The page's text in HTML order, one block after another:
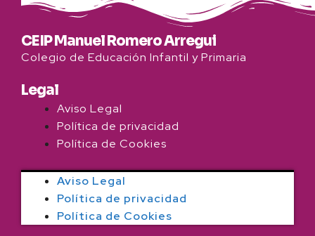
CEIP Manuel Romero Arregui
Colegio de Educación Infantil y Primaria
Legal
Aviso Legal
Política de privacidad
Política de Cookies
Aviso Legal
Política de privacidad
Política de Cookies